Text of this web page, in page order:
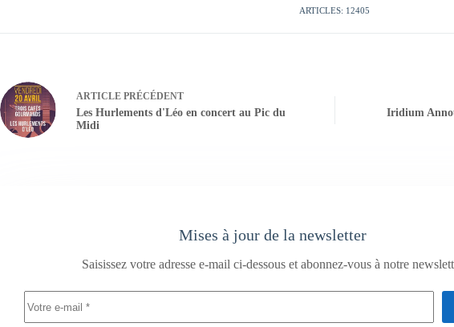
ARTICLES: 12405
ARTICLE PRÉCÉDENT
Les Hurlements d'Léo en concert au Pic du
Midi
Iridium
Mises à jour de la newsletter
Saisissez votre adresse e-mail ci-dessous et abonnez-vous à notre